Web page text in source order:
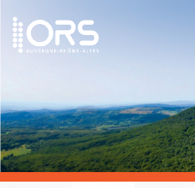
ORS Auvergne-Rhône-
Publications
Documentation / Veille